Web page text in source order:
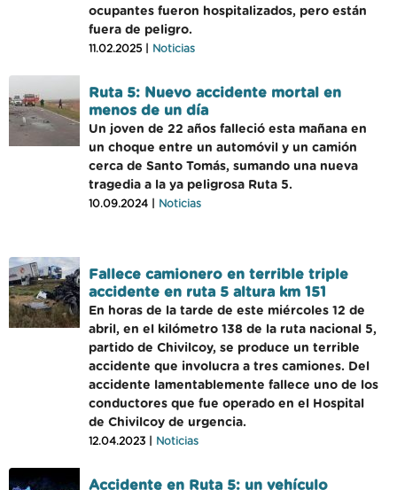
ocupantes fueron hospitalizados, pero están
fuera de peligro.
11.02.2025 | Noticias
Ruta 5: Nuevo accidente mortal en
menos de un día
Un joven de 22 años falleció esta mañana en
un choque entre un automóvil y un camión
cerca de Santo Tomás, sumando una nueva
tragedia a la ya peligrosa Ruta 5.
10.09.2024 | Noticias
Fallece camionero en terrible triple
accidente en ruta 5 altura km 151
En horas de la tarde de este miércoles 12 de
abril, en el kilómetro 138 de la ruta nacional 5,
partido de Chivilcoy, se produce un terrible
accidente que involucra a tres camiones. Del
accidente lamentablemente fallece uno de los
conductores que fue operado en el Hospital
de Chivilcoy de urgencia.
12.04.2023 | Noticias
Accidente en Ruta 5: un vehículo